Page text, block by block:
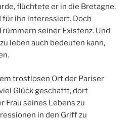
flüchtete er in die Bretagne,
für ihn interessiert. Doch
seiner Existenz. Und
leben auch bedeuten kann,
trostlosen Ort der Pariser
Glück geschafft, dort
Frau seines Lebens zu
in den Griff zu